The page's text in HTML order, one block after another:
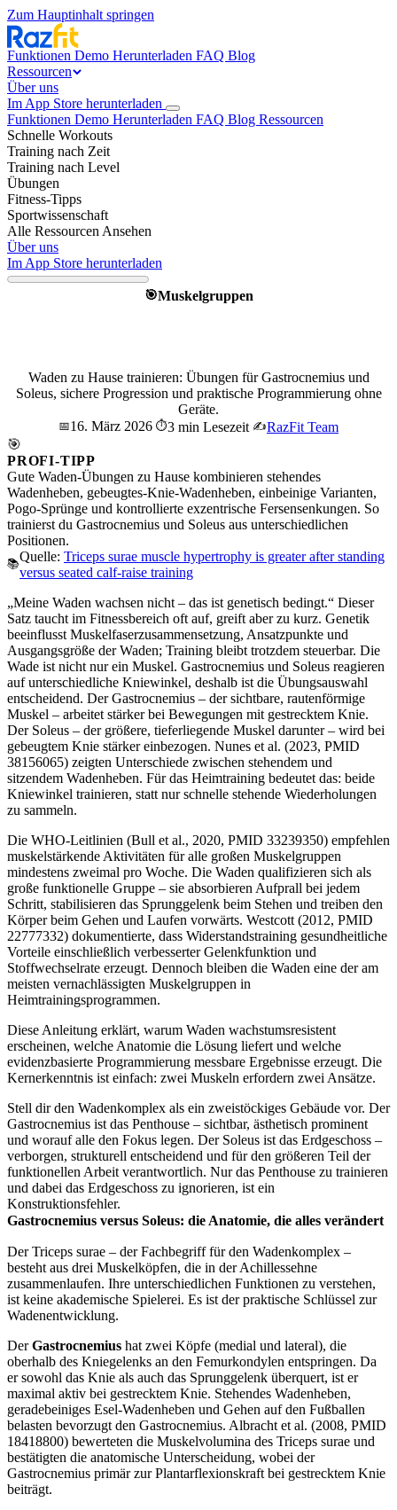
Zum Hauptinhalt springen
Funktionen Demo Herunterladen FAQ Blog
Ressourcen
Über uns
Im App Store herunterladen
Funktionen Demo Herunterladen FAQ Blog Ressourcen
Schnelle Workouts
Training nach Zeit
Training nach Level
Übungen
Fitness-Tipps
Sportwissenschaft
Alle Ressourcen Ansehen
Über uns
Im App Store herunterladen
🎯Muskelgruppen
Waden zu Hause trainieren: Übungen für Gastrocnemius und
Soleus, sichere Progression und praktische Programmierung ohne
Geräte.
📅16. März 2026 ⏱️3 min Lesezeit ✍️RazFit Team
🎯
PROFI-TIPP
Gute Waden-Übungen zu Hause kombinieren stehendes
Wadenheben, gebeugtes-Knie-Wadenheben, einbeinige Varianten,
Pogo-Sprünge und kontrollierte exzentrische Fersensenkungen. So
trainierst du Gastrocnemius und Soleus aus unterschiedlichen
Positionen.
📚Quelle: Triceps surae muscle hypertrophy is greater after standing
versus seated calf-raise training
„Meine Waden wachsen nicht – das ist genetisch bedingt.“ Dieser
Satz taucht im Fitnessbereich oft auf, greift aber zu kurz. Genetik
beeinflusst Muskelfaserzusammensetzung, Ansatzpunkte und
Ausgangsgröße der Waden; Training bleibt trotzdem steuerbar. Die
Wade ist nicht nur ein Muskel. Gastrocnemius und Soleus reagieren
auf unterschiedliche Kniewinkel, deshalb ist die Übungsauswahl
entscheidend. Der Gastrocnemius – der sichtbare, rautenförmige
Muskel – arbeitet stärker bei Bewegungen mit gestrecktem Knie.
Der Soleus – der größere, tieferliegende Muskel darunter – wird bei
gebeugtem Knie stärker einbezogen. Nunes et al. (2023, PMID
38156065) zeigten Unterschiede zwischen stehendem und
sitzendem Wadenheben. Für das Heimtraining bedeutet das: beide
Kniewinkel trainieren, statt nur schnelle stehende Wiederholungen
zu sammeln.
Die WHO-Leitlinien (Bull et al., 2020, PMID 33239350) empfehlen
muskelstärkende Aktivitäten für alle großen Muskelgruppen
mindestens zweimal pro Woche. Die Waden qualifizieren sich als
große funktionelle Gruppe – sie absorbieren Aufprall bei jedem
Schritt, stabilisieren das Sprunggelenk beim Stehen und treiben den
Körper beim Gehen und Laufen vorwärts. Westcott (2012, PMID
22777332) dokumentierte, dass Widerstandstraining gesundheitliche
Vorteile einschließlich verbesserter Gelenkfunktion und
Stoffwechselrate erzeugt. Dennoch bleiben die Waden eine der am
meisten vernachlässigten Muskelgruppen in
Heimtrainingsprogrammen.
Diese Anleitung erklärt, warum Waden wachstumsresistent
erscheinen, welche Anatomie die Lösung liefert und welche
evidenzbasierte Programmierung messbare Ergebnisse erzeugt. Die
Kernerkenntnis ist einfach: zwei Muskeln erfordern zwei Ansätze.
Stell dir den Wadenkomplex als ein zweistöckiges Gebäude vor. Der
Gastrocnemius ist das Penthouse – sichtbar, ästhetisch prominent
und worauf alle den Fokus legen. Der Soleus ist das Erdgeschoss –
verborgen, strukturell entscheidend und für den größeren Teil der
funktionellen Arbeit verantwortlich. Nur das Penthouse zu trainieren
und dabei das Erdgeschoss zu ignorieren, ist ein
Konstruktionsfehler.
Gastrocnemius versus Soleus: die Anatomie, die alles verändert
Der Triceps surae – der Fachbegriff für den Wadenkomplex –
besteht aus drei Muskelköpfen, die in der Achillessehne
zusammenlaufen. Ihre unterschiedlichen Funktionen zu verstehen,
ist keine akademische Spielerei. Es ist der praktische Schlüssel zur
Wadenentwicklung.
DerGastrocnemius hat zwei Köpfe (medial und lateral), die
oberhalb des Kniegelenks an den Femurkondylen entspringen. Da
er sowohl das Knie als auch das Sprunggelenk überquert, ist er
maximal aktiv bei gestrecktem Knie. Stehendes Wadenheben,
geradebeiniges Esel-Wadenheben und Gehen auf den Fußballen
belasten bevorzugt den Gastrocnemius. Albracht et al. (2008, PMID
18418800) bewerteten die Muskelvolumina des Triceps surae und
bestätigten die anatomische Unterscheidung, wobei der
Gastrocnemius primär zur Plantarflexionskraft bei gestrecktem Knie
beiträgt.